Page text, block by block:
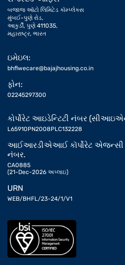
બજાજ ઑટો લિમિટેડ કૉમ્પ્લેક્સ
મુંબઈ-પુણે રોડ,
આકુર્ડી, પુણે 411035,
મહારાષ્ટ્ર, ભારત
ઇમેઇલ:
bhflwecare@bajajhousing.co.in
ફોન:
02245297300
કોર્પોરેટ આઇડેન્ટિટી નંબર
L65910PN2008PLC132228
આઈઆરડીએઆઈ કૉર્પોરેટ એજન્સી
નંબર.
CA0885
(21-Dec-2026 અપ્લાઇ)
URN
WEB/BHFL/23-24/1/V1